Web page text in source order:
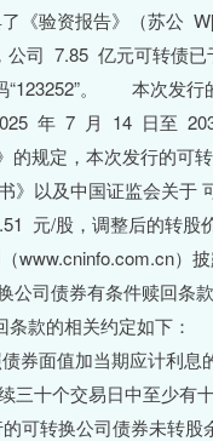
《验资报告》（苏公
司 7.85 亿元可转债
“123252”。 本次发行
年 7 月 14 日至
规定，本次发行的可
》以及中国证监会关于
元/股，调整后的转
）披
司债券有条件赎回
条款的相关约定如下
债券面值加当期应计利
三十个交易日中至少有
转换公司债券未转股